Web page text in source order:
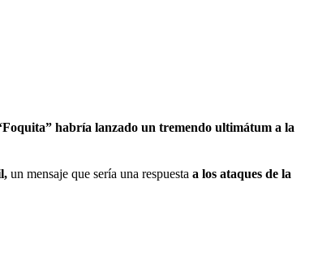
habría lanzado un tremendo ultimátum a la
un mensaje que sería una respuesta a los ataques de la